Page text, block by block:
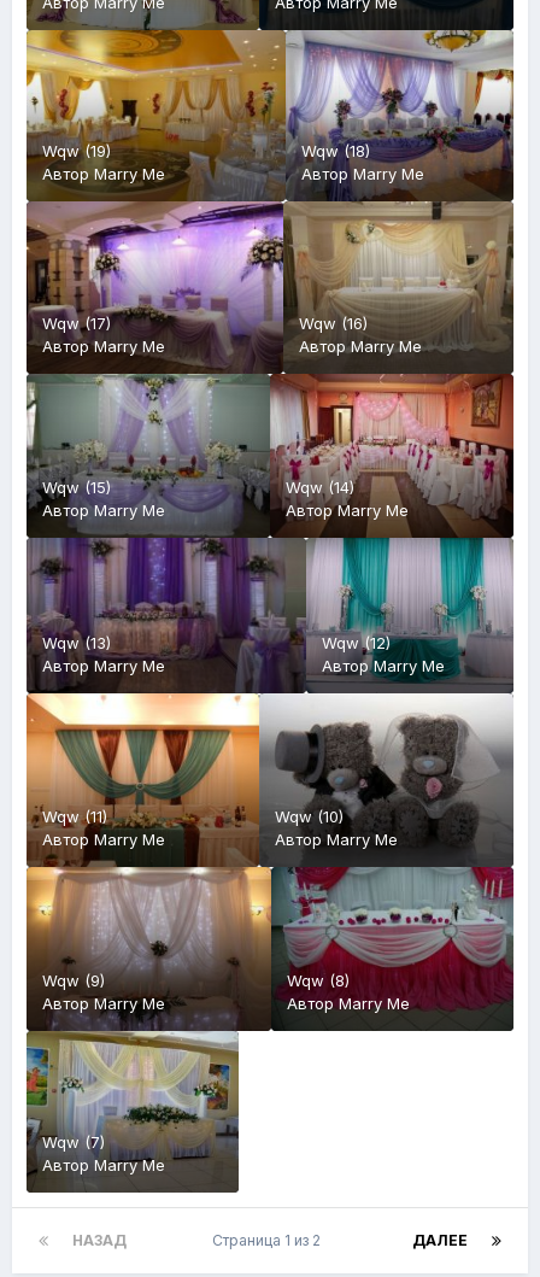
Wqw (19)
Автор Marry Me
Wqw (18)
АвторMarry Me
Wqw (17)
АвторMarry Me
Wqw (16)
АвторMarry Me
Wqw (15)
АвторMarry Me
Wqw (14)
АвторMarry Me
Wqw (13)
Автор Marry Me
Wqw (12)
АвторMarry Me
Wqw (11)
Автор Marry Me
Wqw (10)
АвторMarry Me
Wqw (9)
АвторMarry Me
Wqw (8)
Автор Marry Me
Wqw (7)
Автор Marry Me
НАЗАД ДАЛЕЕ
Страница 1 из 2